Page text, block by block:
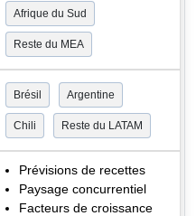
Afrique du Sud
Reste du MEA
Brésil Argentine
Chili Reste du LATAM
Prévisions de recettes
Paysage concurrentiel
Facteurs de croissance